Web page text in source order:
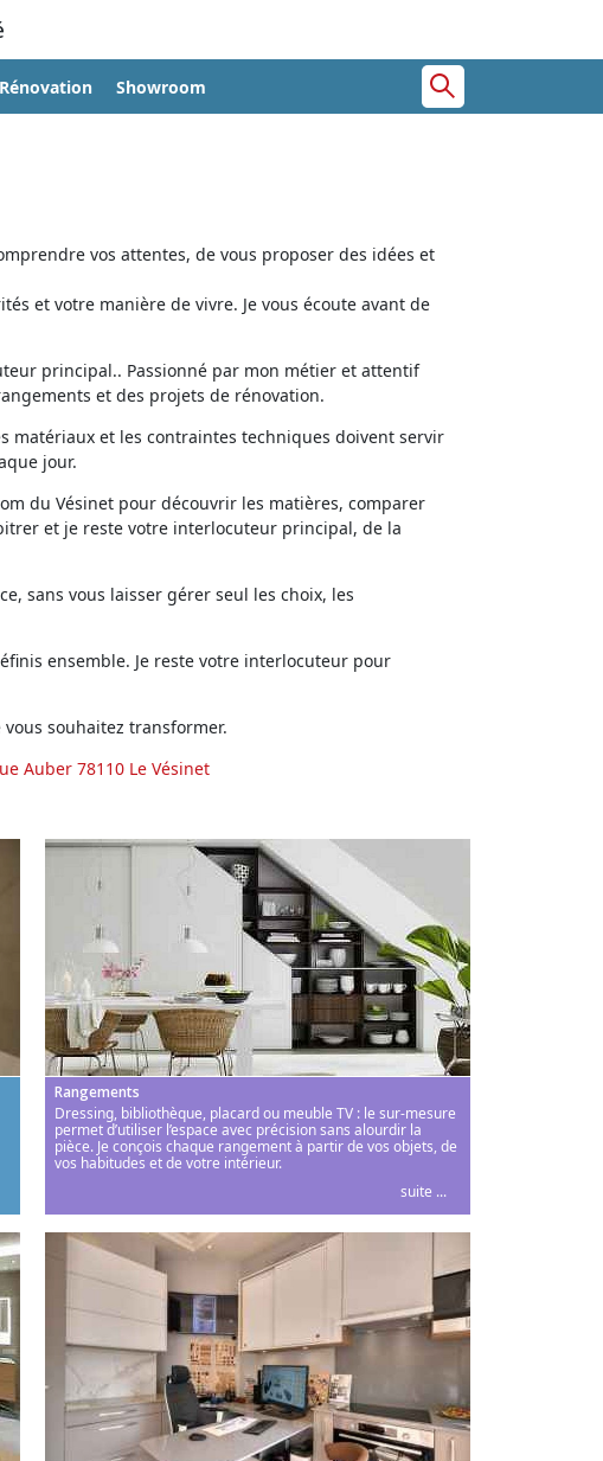
Rénovation Showroom
vos attentes, de vous proposer des idées et
et votre manière de vivre. Je vous écoute avant de
principal.. Passionné par mon métier et attentif
et des projets de rénovation.
matériaux et les contraintes techniques doivent servir
jour.
du Vésinet pour découvrir les matières, comparer
et je reste votre interlocuteur principal, de la
sans vous laisser gérer seul les choix, les
ensemble. Je reste votre interlocuteur pour
souhaitez transformer.
Auber 78110 Le Vésinet
Rangements
Dressing, bibliothèque, placard ou meuble TV : le sur-mesure
permet d’utiliser l’espace avec précision sans alourdir la
pièce. Je conçois chaque rangement à partir de vos objets, de
vos habitudes et de votre intérieur.
suite ...